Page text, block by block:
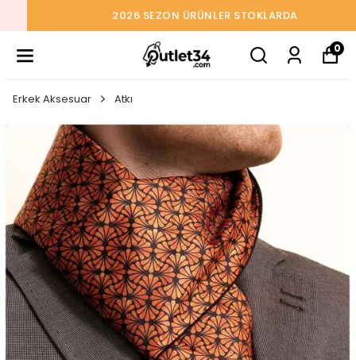
2026 SEZON ÜRÜNLER STOKLARDA
0
Erkek Aksesuar Atkı